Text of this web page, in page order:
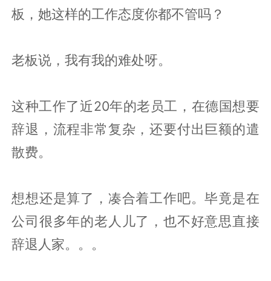
板，她这样的工作态度你都不管吗？
老板说，我有我的难处呀。
这种工作了近20年的老员工，在德国想要
辞退，流程非常复杂，还要付出巨额的遣
散费。
想想还是算了，凑合着工作吧。毕竟是在
公司很多年的老人儿了，也不好意思直接
辞退人家。。。